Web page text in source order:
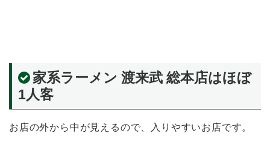
家系ラーメン 渡来武 総本店はほぼ
1人客
お店の外から中が見えるので、入りやすいお店です。